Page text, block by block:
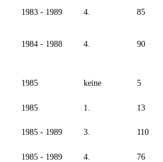
1983 - 1989 4. 85
1984 - 1988 4. 90
1985 keine 5
1985 1. 13
1985 - 1989 3. 110
1985 - 1989 4. 76